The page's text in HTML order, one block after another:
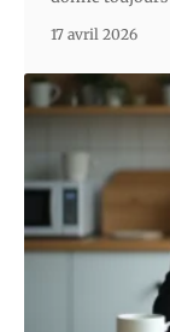
17 avril 2026